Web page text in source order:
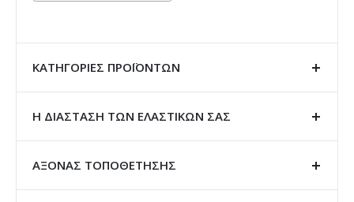
ΚΑΤΗΓΟΡΊΕΣ ΠΡΟΪΌΝΤΩΝ
Η ΔΙΑΣΤΑΣΗ ΤΩΝ ΕΛΑΣΤΙΚΩΝ ΣΑΣ
ΑΞΟΝΑΣ ΤΟΠΟΘΕΤΗΣΗΣ